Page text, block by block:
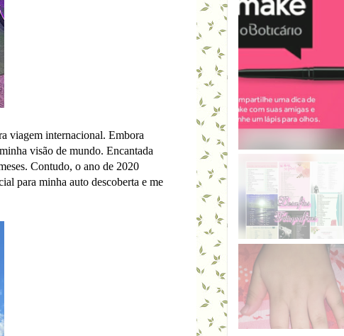
viagem internacional. Embora
visão de mundo. Encantada
Contudo, o ano de 2020
para minha auto descoberta e me